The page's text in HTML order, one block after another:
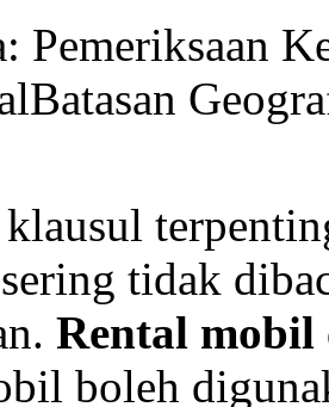
Pemeriksaan
klausul
tidak
Rental mobil
boleh